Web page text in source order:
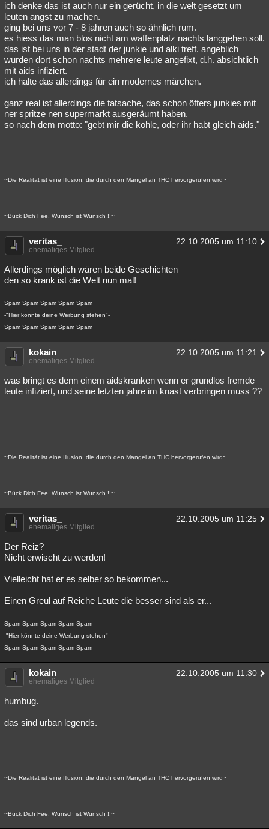
ich denke das ist auch nur ein gerücht, in die welt gesetzt um
leuten angst zu machen.
ging bei uns vor 7 - 8 jahren auch so ähnlich rum.
es hiess das man blos nicht am waffenplatz nachts langgehen soll.
das ist bei uns in der stadt der junkie und alki treff. angeblich
wurden dort schon nachts mehrere leute angefixt, d.h. absichtlich
mit aids infiziert.
ich halte das allerdings für ein modernes märchen.
ganz real ist allerdings die tatsache, das schon öfters junkies mit
ner spritze nen supermarkt ausgeräumt haben.
so nach dem motto: "gebt mir die kohle, oder ihr habt gleich aids."
~Die Realität ist eine Illusion, die durch den Mangel an THC hervorgerufen wird~
~Bück Dich Fee, Wunsch ist Wunsch !!~
veritas_ 22.10.2005 um 11:10
ehemaliges Mitglied
Allerdings möglich wären beide Geschichten
den so krank ist die Welt nun mal!
Spam Spam Spam Spam Spam
-"Hier könnte deine Werbung stehen"-
Spam Spam Spam Spam Spam
kokain 22.10.2005 um 11:21
ehemaliges Mitglied
was bringt es denn einem aidskranken wenn er grundlos fremde
leute infiziert, und seine letzten jahre im knast verbringen muss ??
~Die Realität ist eine Illusion, die durch den Mangel an THC hervorgerufen wird~
~Bück Dich Fee, Wunsch ist Wunsch !!~
veritas_ 22.10.2005 um 11:25
ehemaliges Mitglied
Der Reiz?
Nicht erwischt zu werden!
Vielleicht hat er es selber so bekommen...
Einen Greul auf Reiche Leute die besser sind als er...
Spam Spam Spam Spam Spam
-"Hier könnte deine Werbung stehen"-
Spam Spam Spam Spam Spam
kokain 22.10.2005 um 11:30
ehemaliges Mitglied
humbug.
das sind urban legends.
~Die Realität ist eine Illusion, die durch den Mangel an THC hervorgerufen wird~
~Bück Dich Fee, Wunsch ist Wunsch !!~